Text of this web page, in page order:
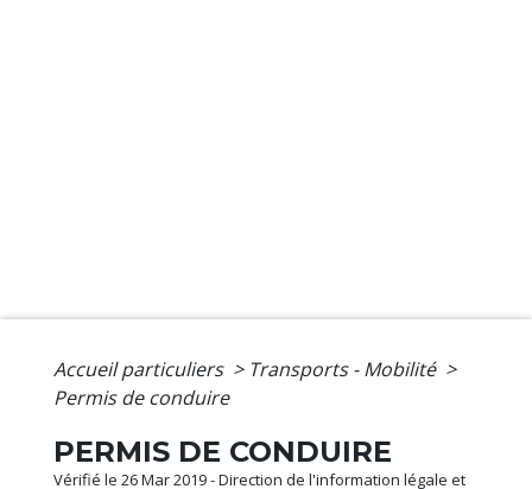
Accueil particuliers > Transports - Mobilité >
Permis de conduire
PERMIS DE CONDUIRE
Vérifié le 26 Mar 2019 - Direction de l'information légale et